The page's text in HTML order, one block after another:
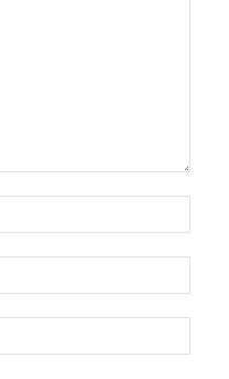
mail:*